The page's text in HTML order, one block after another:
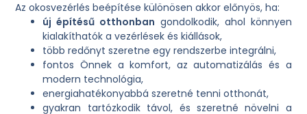
Az okosvezérlés beépítése különösen akkor előnyös, ha:
új építésű otthonban gondolkodik, ahol könnyen
kialakíthatók a vezérlések és kiállások,
több redőnyt szeretne egy rendszerbe integrálni,
fontos Önnek a komfort, az automatizálás és a
modern technológia,
energiahatékonyabbá szeretné tenni otthonát,
gyakran tartózkodik távol, és szeretné növelni a